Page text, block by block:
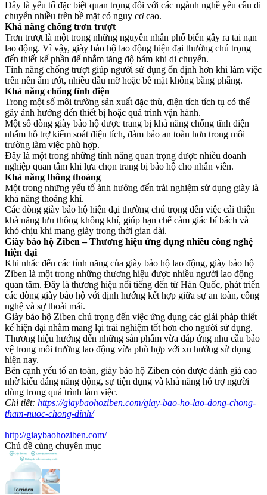
Đây là yếu tố đặc biệt quan trọng đối với các ngành nghề yêu cầu di
chuyển nhiều trên bề mặt có nguy cơ cao.
Khả năng chống trơn trượt
Trơn trượt là một trong những nguyên nhân phổ biến gây ra tai nạn
lao động. Vì vậy, giày bảo hộ lao động hiện đại thường chú trọng
đến thiết kế phần đế nhằm tăng độ bám khi di chuyển.
Tính năng chống trượt giúp người sử dụng ổn định hơn khi làm việc
trên nền ẩm ướt, nhiều dầu mỡ hoặc bề mặt không bằng phẳng.
Khả năng chống tĩnh điện
Trong một số môi trường sản xuất đặc thù, điện tích tích tụ có thể
gây ảnh hưởng đến thiết bị hoặc quá trình vận hành.
Một số dòng giày bảo hộ được trang bị khả năng chống tĩnh điện
nhằm hỗ trợ kiểm soát điện tích, đảm bảo an toàn hơn trong môi
trường làm việc phù hợp.
Đây là một trong những tính năng quan trọng được nhiều doanh
nghiệp quan tâm khi lựa chọn trang bị bảo hộ cho nhân viên.
Khả năng thông thoáng
Một trong những yếu tố ảnh hưởng đến trải nghiệm sử dụng giày là
khả năng thoáng khí.
Các dòng giày bảo hộ hiện đại thường chú trọng đến việc cải thiện
khả năng lưu thông không khí, giúp hạn chế cảm giác bí bách và
khó chịu khi mang giày trong thời gian dài.
Giày bảo hộ Ziben – Thương hiệu ứng dụng nhiều công nghệ
hiện đại
Khi nhắc đến các tính năng của giày bảo hộ lao động, giày bảo hộ
Ziben là một trong những thương hiệu được nhiều người lao động
quan tâm. Đây là thương hiệu nổi tiếng đến từ Hàn Quốc, phát triển
các dòng giày bảo hộ với định hướng kết hợp giữa sự an toàn, công
nghệ và sự thoải mái.
Giày bảo hộ Ziben chú trọng đến việc ứng dụng các giải pháp thiết
kế hiện đại nhằm mang lại trải nghiệm tốt hơn cho người sử dụng.
Thương hiệu hướng đến những sản phẩm vừa đáp ứng nhu cầu bảo
vệ trong môi trường lao động vừa phù hợp với xu hướng sử dụng
hiện nay.
Bên cạnh yếu tố an toàn, giày bảo hộ Ziben còn được đánh giá cao
nhờ kiểu dáng năng động, sự tiện dụng và khả năng hỗ trợ người
dùng trong quá trình làm việc.
Chi tiết: https://giaybaohoziben.com/giay-bao-ho-lao-dong-chong-
tham-nuoc-chong-dinh/
http://giaybaohoziben.com/
Chủ đề cùng chuyên mục